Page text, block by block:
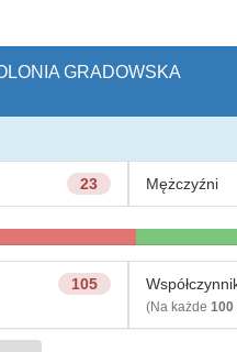
GRADOWSKA
23 Mężczyźni
105
(Na każde 100